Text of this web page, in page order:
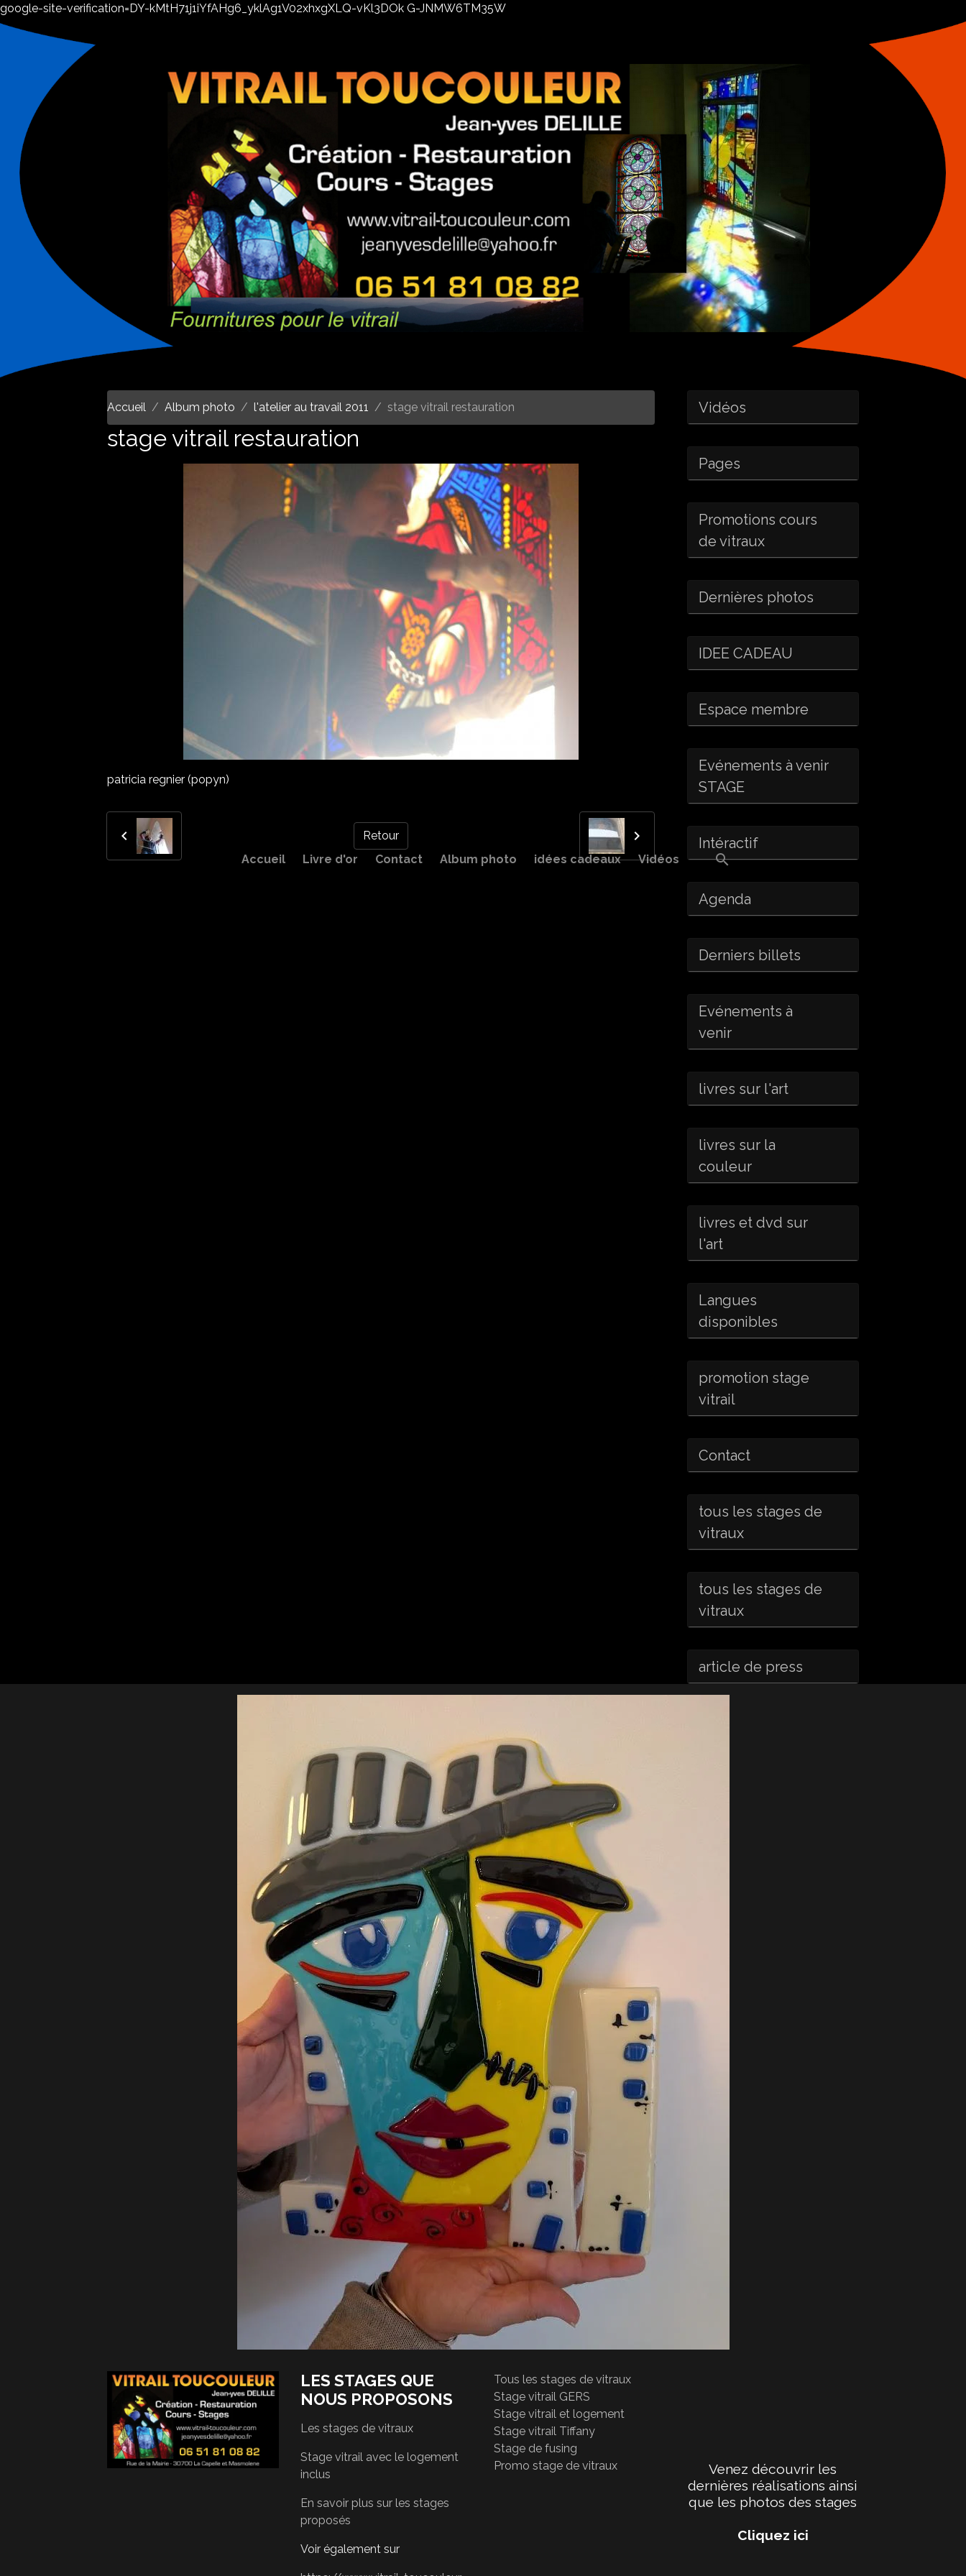
google-site-verification=DY-kMtH71j1iYfAHg6_yklAg1V02xhxgXLQ-vKl3DOk G-JNMW6TM35W
Accueil Livre d'or Contact Album photo idées cadeaux Vidéos
Accueil Album photo l'atelier au travail 2011 stage vitrail restauration
stage vitrail restauration
patricia regnier (popyn)
Retour
Vidéos
Pages
Promotions cours
de vitraux
Dernières photos
IDEE CADEAU
Espace membre
Evénements à venir
STAGE
Intéractif
Agenda
Derniers billets
Evénements à
venir
livres sur l'art
livres sur la
couleur
livres et dvd sur
l'art
Langues
disponibles
promotion stage
vitrail
Contact
tous les stages de
vitraux
tous les stages de
vitraux
article de press
LES STAGES QUE
NOUS PROPOSONS
Les stages de vitraux
Stage vitrail avec le logement
inclus
En savoir plus sur les stages
proposés
Voir également sur
Tous les stages de vitraux
Stage vitrail GERS
Stage vitrail et logement
Stage vitrail Tiffany
Stage de fusing
Promo stage de vitraux
Venez découvrir les
dernières réalisations ainsi
que les photos des stages
Cliquez ici